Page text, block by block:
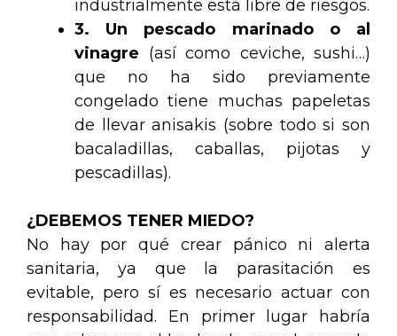
industrialmente está libre de riesgos.
3. Un pescado marinado o al
vinagre (así como ceviche, sushi…)
que no ha sido previamente
congelado tiene muchas papeletas
de llevar anisakis (sobre todo si son
bacaladillas, caballas, pijotas y
pescadillas).
¿DEBEMOS TENER MIEDO?
No hay por qué crear pánico ni alerta
sanitaria, ya que la parasitación es
evitable, pero sí es necesario actuar con
responsabilidad. En primer lugar habría